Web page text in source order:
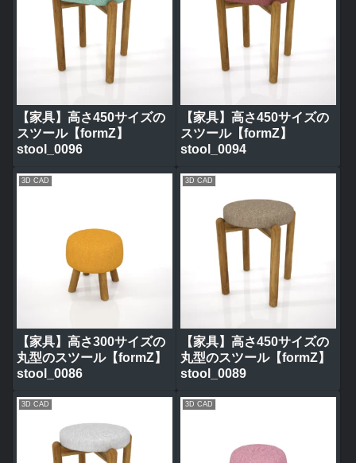
【家具】高さ450サイズの
スツール【formZ】
stool_0096
【家具】高さ450サイズの
スツール【formZ】
stool_0094
3D CAD
【家具】高さ300サイズの
丸型のスツール【formZ】
stool_0086
3D CAD
【家具】高さ450サイズの
丸型のスツール【formZ】
stool_0089
3D CAD 3D CAD